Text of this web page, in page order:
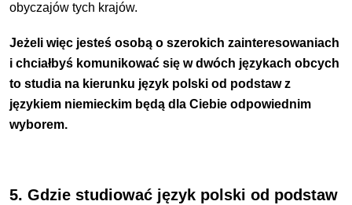
obyczajów tych krajów.
Jeżeli więc jesteś osobą o szerokich zainteresowaniach
i chciałbyś komunikować się w dwóch językach obcych
to studia na kierunku język polski od podstaw z
językiem niemieckim będą dla Ciebie odpowiednim
wyborem.
5. Gdzie studiować język polski od podstaw